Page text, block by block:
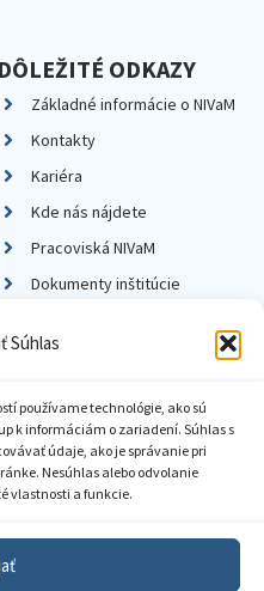
Súhlas
používame technológie, ako sú
k informáciám o zariadení. Súhlas s
údaje, ako je správanie pri
Nesúhlas alebo odvolanie
vlastnosti a funkcie.
DÔLEŽITÉ ODKAZY
Základné informácie o NIVaM
Kontakty
Kariéra
Kde nás nájdete
Pracoviská NIVaM
Dokumenty inštitúcie
súkromia
informácií